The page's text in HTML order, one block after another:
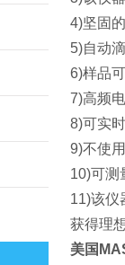
4)坚固
5)自动
6)样品
7)高频
8)可实
9)不使
10)可测
11)该仪
获得理
美国